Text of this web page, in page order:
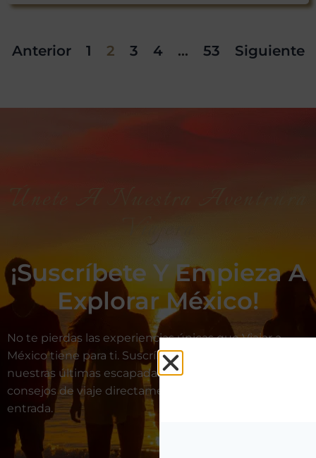
Anterior 1 2 3 4 … 53 Siguiente
Viajera
¡Suscríbete Y Empieza A
Explorar México!
No te pierdas las experiencias únicas que Viajar a
México tiene para ti. Suscríbete ahora y recibe
nuestras últimas escapadas, ofertas exclusivas y
consejos de viaje directamente en tu bandeja de
entrada.